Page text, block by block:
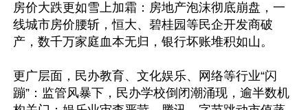
房价大跌更如雪上加霜：房地产泡沫彻底崩盘，一
线城市房价腰斩，恒大、碧桂园等民企开发商破
产，数千万家庭血本无归，银行坏账堆积如山。
更广层面，民办教育、文化娱乐、网络等行业“闪
蹦”：监管风暴下，民办学校倒闭潮涌现，逾半数机